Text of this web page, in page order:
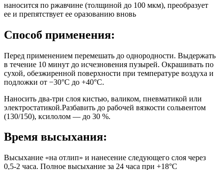
наносится по ржавчине (толщиной до 100 мкм), преобразует
ее и препятствует ее оразованию вновь
Способ применения:
Перед применением перемешать до однородности. Выдержать
в течение 10 минут до исчезновения пузырей. Окрашивать по
сухой, обезжиренной поверхности при температуре воздуха и
подложки от −30°С до +40°С.
Наносить два-три слоя кистью, валиком, пневматикой или
электростатикой.Разбавить до рабочей вязкости сольвентом
(130/150), ксилолом — до 30 %.
Время высыхания:
Высыхание «на отлип» и нанесение следующего слоя через
0,5-2 часа. Полное высыхание за 24 часа при +18°С